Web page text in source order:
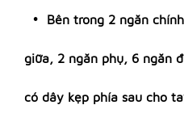
Bên trong 2 ngăn
giữa, 2 ngăn phụ, 6 ngăn
có dây kẹp phía sau cho